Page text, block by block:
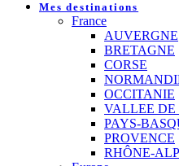
Mes destinations
France
AUVERGNE
BRETAGNE
CORSE
OCCITANIE
VALLEE DE
PAYS-
PROVENCE
RHÔNE-